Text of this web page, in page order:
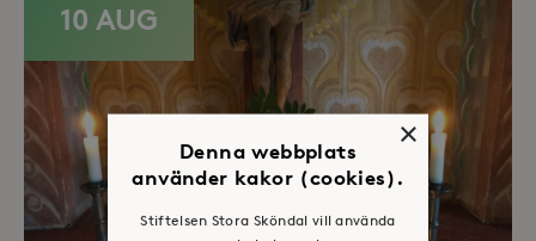
10 AUG
×
Denna webbplats
använder kakor (cookies).
Stiftelsen Stora Sköndal vill använda